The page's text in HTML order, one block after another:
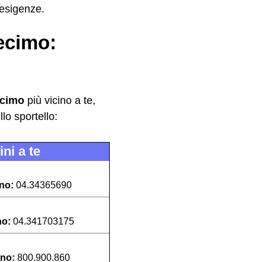
più vicino a te,
sportello:
a te
04.34365690
04.341703175
800.900.860